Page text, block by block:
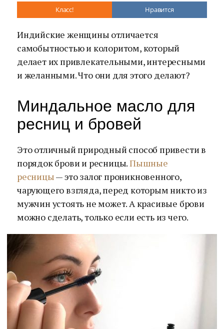
Класс! Нравится
Индийские женщины отличается
самобытностью и колоритом, который
делает их привлекательными, интересными
и желанными. Что они для этого делают?
Миндальное масло для
ресниц и бровей
Это отличный природный способ привести в
порядок брови и ресницы.Пышные
ресницы— это залог проникновенного,
чарующего взгляда, перед которым никто из
мужчин устоять не может. А красивые брови
можно сделать, только если есть из чего.